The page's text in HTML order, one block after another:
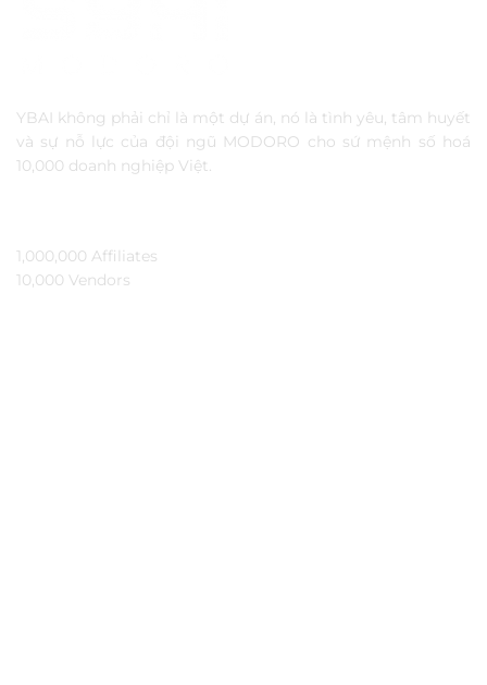
YBAI không phải chỉ là một dự án, nó là tình yêu, tâm huyết
và sự nỗ lực của đội ngũ MODORO cho sứ mệnh số hoá
10,000 doanh nghiệp Việt.
1,000,000 Affiliates​
10,000 Vendors​